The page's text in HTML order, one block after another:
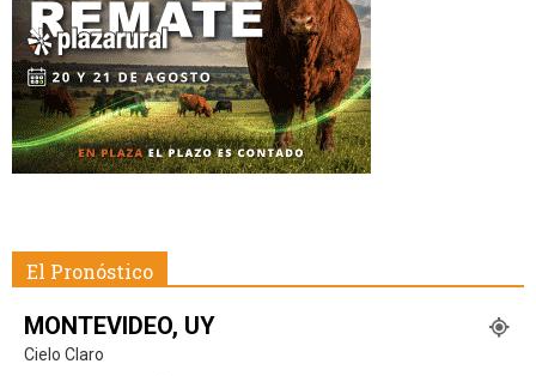
El Pronóstico
MONTEVIDEO, UY
Cielo Claro